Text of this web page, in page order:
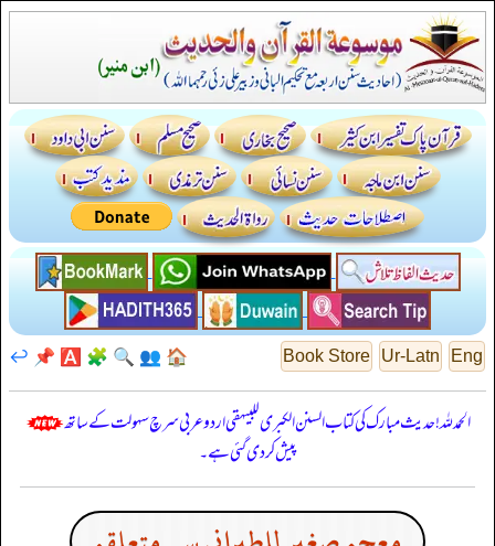
Eng
Ur-Latn
Book Store
🏠
👥
🔍
🧩
🅰️
📌
↩️
الحمدللہ! حدیث مبارک کی کتاب السنن الكبرى للبيهقي اردو عربی سرچ سہولت کے ساتھ
پیش کر دی گئی ہے۔